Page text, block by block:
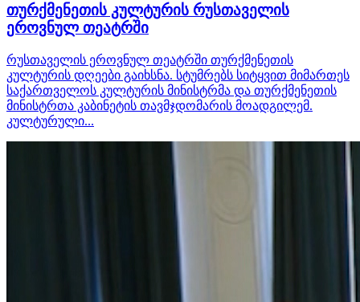
თურქმენეთის კულტურის რუსთაველის
ეროვნულ თეატრში
რუსთაველის ეროვნულ თეატრში თურქმენეთის
კულტურის დღეები გაიხსნა. სტუმრებს სიტყვით მიმართეს
საქართველოს კულტურის მინისტრმა და თურქმენეთის
მინისტრთა კაბინეტის თავმჯდომარის მოადგილემ.
კულტურული...